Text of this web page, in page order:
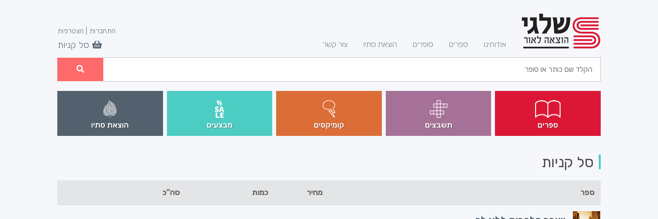
אודותינו ספרים סופרים הוצאת סתיו צור קשר
התחברות הצטרפות
סל קניות
ספרים תשבצים קומיקסים מבצעים הוצאת סתיו
סל קניות
ספר מחיר כמות סה"כ